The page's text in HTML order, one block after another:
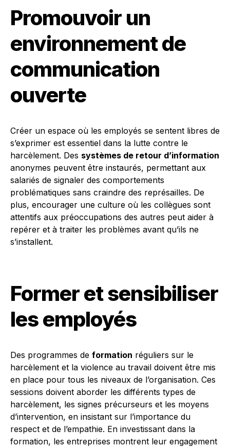
Promouvoir un
environnement de
communication
ouverte
Créer un espace où les employés se sentent libres de
s’exprimer est essentiel dans la lutte contre le
harcèlement. Des systèmes de retour d’information
anonymes peuvent être instaurés, permettant aux
salariés de signaler des comportements
problématiques sans craindre des représailles. De
plus, encourager une culture où les collègues sont
attentifs aux préoccupations des autres peut aider à
repérer et à traiter les problèmes avant qu’ils ne
s’installent.
Former et sensibiliser
les employés
Des programmes de formation réguliers sur le
harcèlement et la violence au travail doivent être mis
en place pour tous les niveaux de l’organisation. Ces
sessions doivent aborder les différents types de
harcèlement, les signes précurseurs et les moyens
d’intervention, en insistant sur l’importance du
respect et de l’empathie. En investissant dans la
formation, les entreprises montrent leur engagement